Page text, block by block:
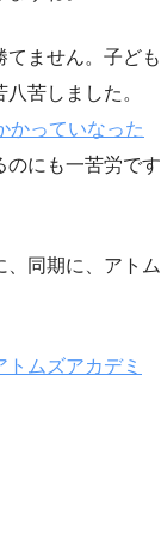
てません。子ども
苦しました。
かっていなった
にも一苦労です
同期に、アトム
ムズアカデミ